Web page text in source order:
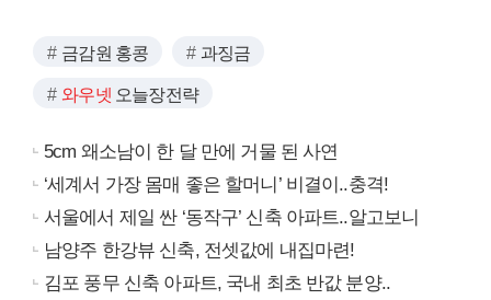
금감원 홍콩 과징금
와우넷 오늘장전략
5cm 왜소남이 한 달 만에 거물 된 사연
‘세계서 가장 몸매 좋은 할머니’ 비결이..충격!
서울에서 제일 싼 ‘동작구’ 신축 아파트..알고보니
남양주 한강뷰 신축, 전셋값에 내집마련!
김포 풍무 신축 아파트, 국내 최초 반값 분양..